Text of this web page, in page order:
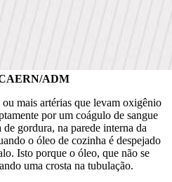
ADM
mais artérias que levam oxigênio
por um coágulo de sangue
gordura, na parede interna da
o óleo de cozinha é despejado
Isto porque o óleo, que não se
uma crosta na tubulação.